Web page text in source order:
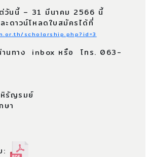
วันนี้ – 31 มีนาคม 2566 นี้
ะดาวน์โหลดใบสมัครได้ที่
scholarship.php?id=3
านทาง inbox หรือ โทร. 063-
หิรัญรมย์
ษา
: